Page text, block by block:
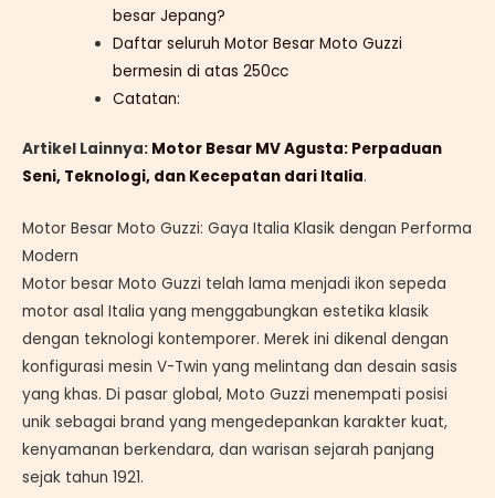
besar Jepang?
Daftar seluruh Motor Besar Moto Guzzi
bermesin di atas 250cc
Catatan:
Artikel Lainnya: Motor Besar MV Agusta: Perpaduan
Seni, Teknologi, dan Kecepatan dari Italia.
Motor Besar Moto Guzzi: Gaya Italia Klasik dengan Performa
Modern
Motor besar Moto Guzzi telah lama menjadi ikon sepeda
motor asal Italia yang menggabungkan estetika klasik
dengan teknologi kontemporer. Merek ini dikenal dengan
konfigurasi mesin V-Twin yang melintang dan desain sasis
yang khas. Di pasar global, Moto Guzzi menempati posisi
unik sebagai brand yang mengedepankan karakter kuat,
kenyamanan berkendara, dan warisan sejarah panjang
sejak tahun 1921.